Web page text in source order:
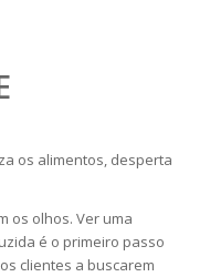
os alimentos, desperta
os olhos. Ver uma
é o primeiro passo
clientes a buscarem